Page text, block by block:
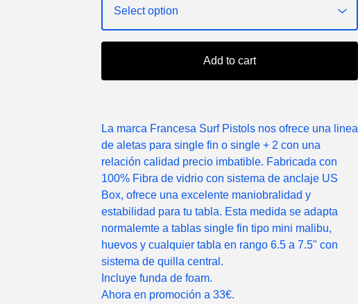
Add to cart
La marca Francesa Surf Pistols nos ofrece una linea
de aletas para single fin o single + 2 con una
relación calidad precio imbatible. Fabricada con
100% Fibra de vidrio con sistema de anclaje US
Box, ofrece una excelente maniobralidad y
estabilidad para tu tabla. Esta medida se adapta
normalemte a tablas single fin tipo mini malibu,
huevos y cualquier tabla en rango 6.5 a 7.5" con
sistema de quilla central.
Incluye funda de foam.
Ahora en promoción a 33€.